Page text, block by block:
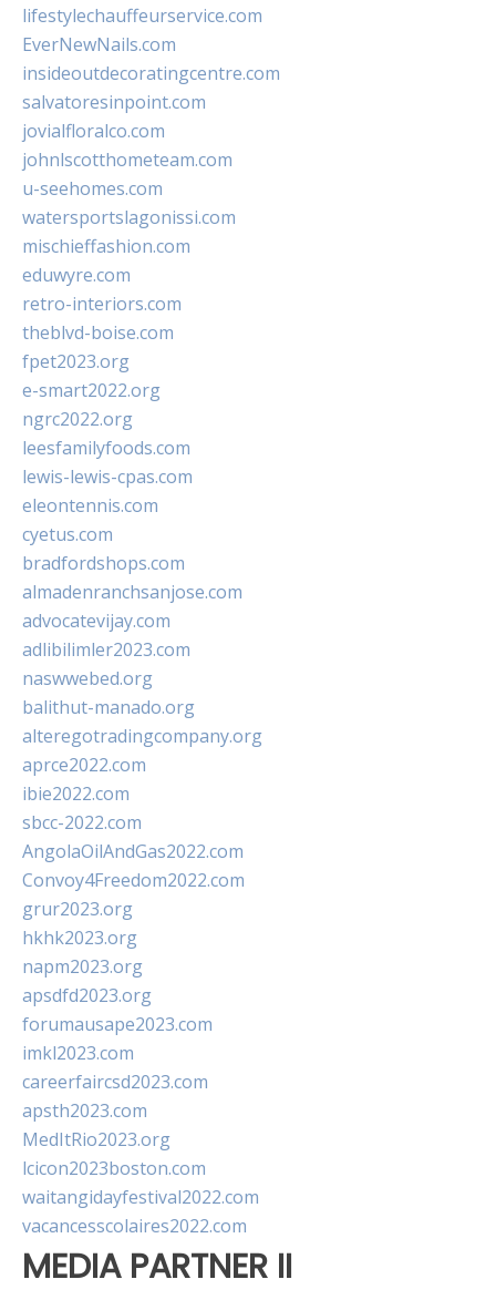
lifestylechauffeurservice.com
EverNewNails.com
insideoutdecoratingcentre.com
salvatoresinpoint.com
jovialfloralco.com
johnlscotthometeam.com
u-seehomes.com
watersportslagonissi.com
mischieffashion.com
eduwyre.com
retro-interiors.com
theblvd-boise.com
fpet2023.org
e-smart2022.org
ngrc2022.org
leesfamilyfoods.com
lewis-lewis-cpas.com
eleontennis.com
cyetus.com
bradfordshops.com
almadenranchsanjose.com
advocatevijay.com
adlibilimler2023.com
naswwebed.org
balithut-manado.org
alteregotradingcompany.org
aprce2022.com
ibie2022.com
sbcc-2022.com
AngolaOilAndGas2022.com
Convoy4Freedom2022.com
grur2023.org
hkhk2023.org
napm2023.org
apsdfd2023.org
forumausape2023.com
imkl2023.com
careerfaircsd2023.com
apsth2023.com
MedItRio2023.org
lcicon2023boston.com
waitangidayfestival2022.com
vacancesscolaires2022.com
MEDIA PARTNER II